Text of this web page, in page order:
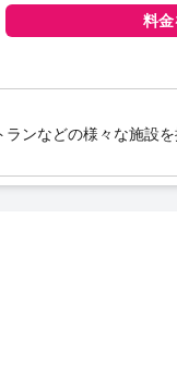
料金
ンなどの様々な施設